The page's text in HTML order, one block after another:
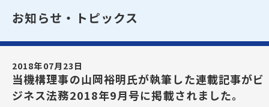
お知らせ・トピックス
2018年07月23日
当機構理事の山岡裕明氏が執筆した連載記事がビ
ジネス法務2018年9月号に掲載されました。